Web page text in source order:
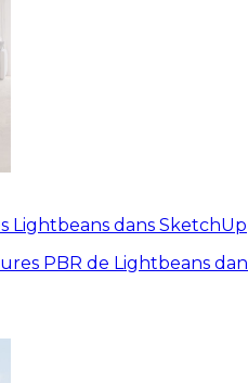
Lightbeans dans SketchUp
PBR de Lightbeans